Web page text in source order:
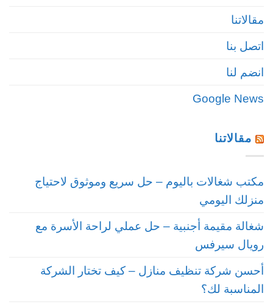
مقالاتنا
اتصل بنا
انضم لنا
Google News
مقالاتنا
مكتب شغالات باليوم – حل سريع وموثوق لاحتياج
منزلك اليومي
شغالة مقيمة أجنبية – حل عملي لراحة الأسرة مع
رويال سيرفس
أحسن شركة تنظيف منازل – كيف تختار الشركة
المناسبة لك؟